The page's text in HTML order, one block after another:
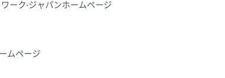
ーク‧ジャパンホームページ
ムページ